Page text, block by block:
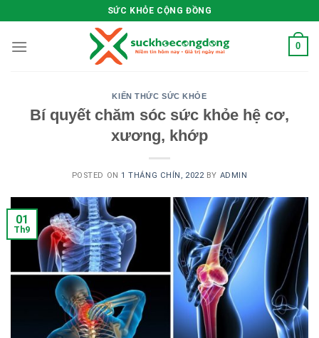
to
content
SỨC KHỎE CỘNG ĐỒNG
0
KIẾN THỨC SỨC KHỎE
Bí quyết chăm sóc sức khỏe hệ cơ,
xương, khớp
POSTED ON1 THÁNG CHÍN, 2022 BY ADMIN
01
Th9